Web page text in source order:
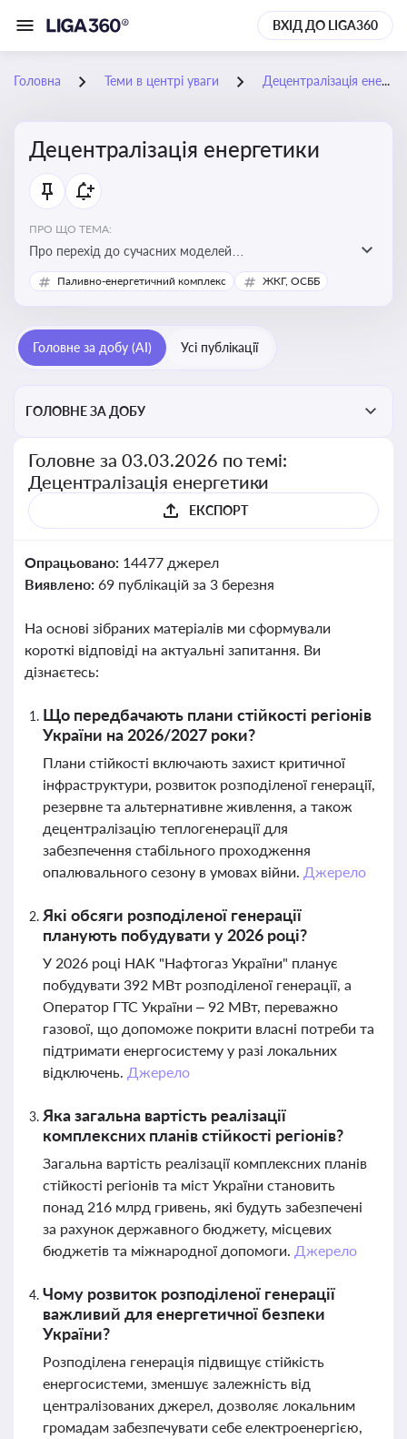
ВХІД ДО LIGA360
Головна Теми в центрі уваги Децентралізація енергетики
Децентралізація енергетики
ПРО ЩО ТЕМА:
Про перехід до сучасних моделей
енергозабезпечення, де виробництво електроенергії
здійснюється ближче до споживача. Це важливо для
втрат при транспортуванні енергії та стимулювання
розвитку відновлюваних джерел
Паливно-енергетичний комплекс ЖКГ, ОСББ
Головне за добу (AI) Усі публікації
ГОЛОВНЕ ЗА ДОБУ
Головне за 03.03.2026 по темі:
Децентралізація енергетики
ЕКСПОРТ
Опрацьовано: 14477 джерел
Виявлено: 69 публікацій за 3 березня
На основі зібраних матеріалів ми сформували
короткі відповіді на актуальні запитання. Ви
дізнаєтесь:
Що передбачають плани стійкості регіонів
України на 2026/2027 роки?
Плани стійкості включають захист критичної
інфраструктури, розвиток розподіленої генерації,
резервне та альтернативне живлення, а також
децентралізацію теплогенерації для
забезпечення стабільного проходження
опалювального сезону в умовах війни. Джерело
Які обсяги розподіленої генерації
планують побудувати у 2026 році?
У 2026 році НАК "Нафтогаз України" планує
побудувати 392 МВт розподіленої генерації, а
Оператор ГТС України – 92 МВт, переважно
газової, що допоможе покрити власні потреби та
підтримати енергосистему у разі локальних
відключень. Джерело
Яка загальна вартість реалізації
комплексних планів стійкості регіонів?
Загальна вартість реалізації комплексних планів
стійкості регіонів та міст України становить
понад 216 млрд гривень, які будуть забезпечені
за рахунок державного бюджету, місцевих
бюджетів та міжнародної допомоги. Джерело
Чому розвиток розподіленої генерації
важливий для енергетичної безпеки
України?
Розподілена генерація підвищує стійкість
енергосистеми, зменшує залежність від
централізованих джерел, дозволяє локальним
громадам забезпечувати себе електроенергією,